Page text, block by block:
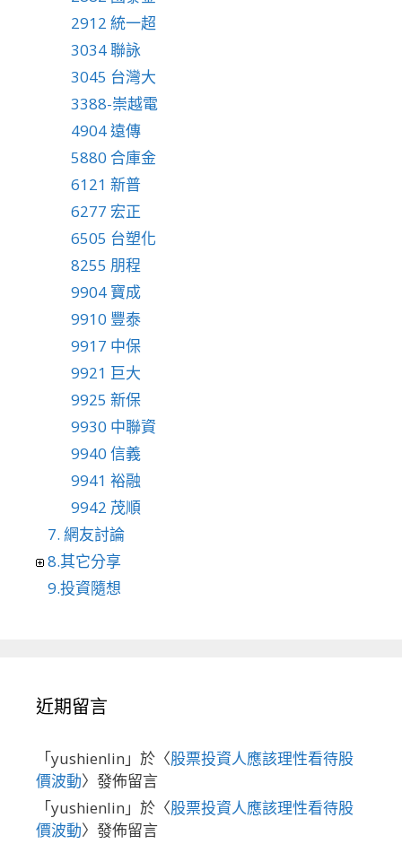
2912 統一超
3034 聯詠
3045 台灣大
3388-崇越電
4904 遠傳
5880 合庫金
6121 新普
6277 宏正
6505 台塑化
8255 朋程
9904 寶成
9910 豐泰
9917 中保
9921 巨大
9925 新保
9930 中聯資
9940 信義
9941 裕融
9942 茂順
7. 網友討論
8.其它分享
9.投資隨想
近期留言
「yushienlin 」於〈股票投資人應該理性看待股
價波動〉發佈留言
「yushienlin 」於〈股票投資人應該理性看待股
價波動〉發佈留言